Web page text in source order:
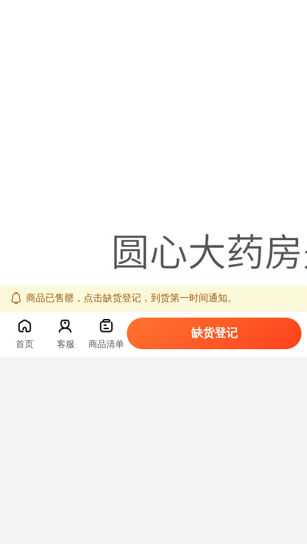
商品已售罄，点击缺货登记，到货第一时间通知。
首页 客服 商品清单
缺货登记